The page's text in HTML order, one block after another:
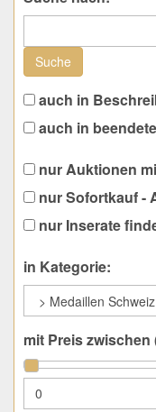
Suche
auch in
auch in
nur Auktionen
nur Sofortkauf -
nur Inserate
in Kategorie:
mit Preis zwischen